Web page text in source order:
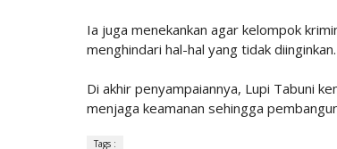
Ia juga menekankan agar kelompok
menghindari hal-hal yang tidak diinginkan.
Di akhir penyampaiannya, Lupi Tabuni
menjaga keamanan sehingga
Tags :